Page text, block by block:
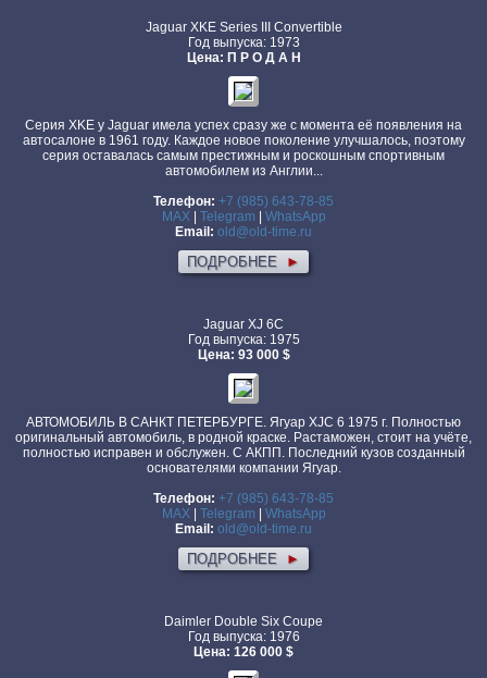
Jaguar XKE Series III Convertible
Год выпуска: 1973
Цена: П Р О Д А Н
Серия XKE у Jaguar имела успех сразу же с момента её появления на
автосалоне в 1961 году. Каждое новое поколение улучшалось, поэтому
серия оставалась самым престижным и роскошным спортивным
автомобилем из Англии...
Телефон: +7 (985) 643-78-85
MAX| Telegram
WhatsApp
Email: old@old-time.ru
ПОДРОБНЕЕ ►
Jaguar XJ 6C
Год выпуска: 1975
Цена: 93 000 $
АВТОМОБИЛЬ В САНКТ ПЕТЕРБУРГЕ. Ягуар XJC 6 1975 г. Полностью
оригинальный автомобиль, в родной краске. Растаможен, стоит на учёте,
полностью исправен и обслужен. С АКПП. Последний кузов созданный
основателями компании Ягуар.
Телефон: +7 (985) 643-78-85
MAX| Telegram
WhatsApp
Email: old@old-time.ru
ПОДРОБНЕЕ ►
Daimler Double Six Coupe
Год выпуска: 1976
Цена: 126 000 $